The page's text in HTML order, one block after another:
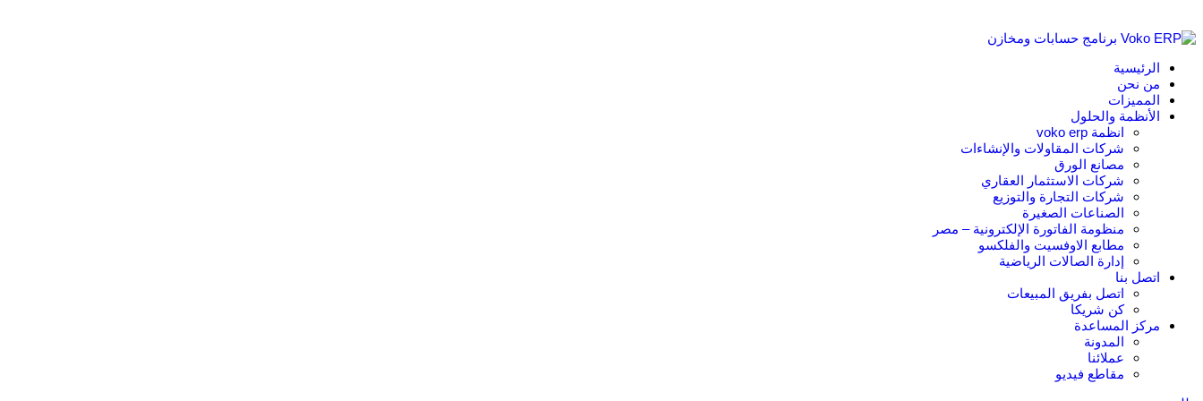
الرئيسية
من نحن
المميزات
الأنظمة والحلول
انظمة voko erp
شركات المقاولات والإنشاءات
مصانع الورق
شركات الاستثمار العقاري
شركات التجارة والتوزيع
الصناعات الصغيرة
منظومة الفاتورة الإلكترونية – مصر
مطابع الاوفسيت والفلكسو
إدارة الصالات الرياضية
اتصل بنا
اتصل بفريق المبيعات
كن شريكا
مركز المساعدة
المدونة
عملائنا
مقاطع فيديو